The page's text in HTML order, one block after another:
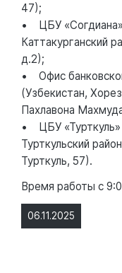
06.11.2025
47);
• ЦБУ «Согдиана»
Каттакурганский
д.2);
• Офис
(Узбекистан,
Пахлавона
• ЦБУ «Турткуль»
Турткульский
Турткуль, 57).
Время работы с